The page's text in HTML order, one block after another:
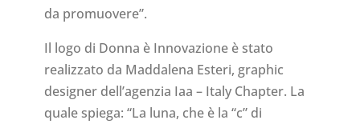
da promuovere”.
Il logo di Donna è Innovazione è stato
realizzato da Maddalena Esteri, graphic
designer dell’agenzia Iaa – Italy Chapter. La
quale spiega: “La luna, che è la “c” di